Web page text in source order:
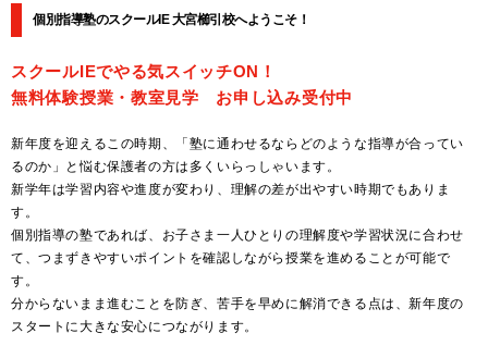
個別指導塾のスクールIE 大宮櫛引校へようこそ！
スクールIEでやる気スイッチON！
無料体験授業・教室見学 お申し込み受付中
新年度を迎えるこの時期、「塾に通わせるならどのような指導が合ってい
るのか」と悩む保護者の方は多くいらっしゃいます。
新学年は学習内容や進度が変わり、理解の差が出やすい時期でもありま
す。
個別指導の塾であれば、お子さま一人ひとりの理解度や学習状況に合わせ
て、つまずきやすいポイントを確認しながら授業を進めることが可能で
す。
分からないまま進むことを防ぎ、苦手を早めに解消できる点は、新年度の
スタートに大きな安心につながります。